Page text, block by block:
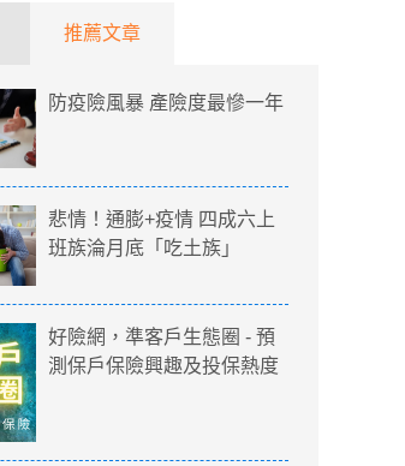
推薦文章
防疫險風暴 產險度最慘一年
悲情！通膨+疫情 四成六上
班族淪月底「吃土族」
好險網，準客戶生態圈 - 預
測保戶保險興趣及投保熱度